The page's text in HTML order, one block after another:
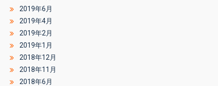
2019年6月
2019年4月
2019年2月
2019年1月
2018年12月
2018年11月
2018年6月